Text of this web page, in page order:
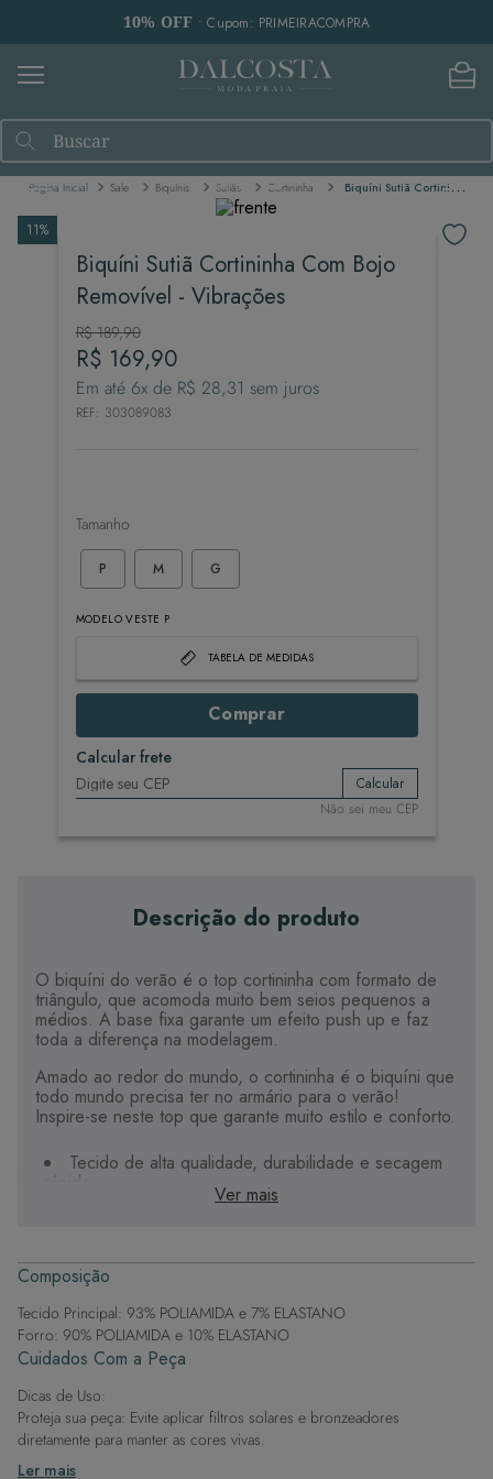
10% OFF • Cupom: PRIMEIRACOMPRA
Buscar
Sale Biquínis Sutiãs Cortininha Biquíni Sutiã Cortininha Com Bojo Removível - Vibrações
11%
Biquíni Sutiã Cortininha Com Bojo
Removível - Vibrações
R$ 189,90
R$ 169,90
Em até 6x de R$ 28,31 sem juros
REF: 303089083
Tamanho
P M G
MODELO VESTE P
TABELA DE MEDIDAS
Comprar
Calcular frete
Calcular
Não sei meu CEP
Descrição do produto
O biquíni do verão é o top cortininha com formato de
triângulo, que acomoda muito bem seios pequenos a
médios. A base fixa garante um efeito push up e faz
toda a diferença na modelagem.
Amado ao redor do mundo, o cortininha é o biquíni que
todo mundo precisa ter no armário para o verão!
Inspire-se neste top que garante muito estilo e conforto.
Tecido de alta qualidade, durabilidade e secagem
rápida;
Produtos com design moderno e elegante, que
cores e detalhes;
Alças com mais conforto, que levantam os seios e
valorizam o colo;
Bojo maleável e impermeável, super macio e que
não absorve água;
Etiqueta termocolante (impressa no tecido), que
Ver mais
Composição
Tecido Principal: 93% POLIAMIDA e 7% ELASTANO
Forro: 90% POLIAMIDA e 10% ELASTANO
Cuidados Com a Peça
Dicas de Uso:
Proteja sua peça: Evite aplicar filtros solares e bronzeadores
diretamente para manter as cores vivas.
Após a piscina: Lembre-se de que o cloro pode desgastar o tecido,
Ler mais